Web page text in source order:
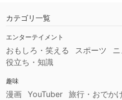
カテゴリ一覧
エンターテイメント
おもしろ・笑える スポーツ
役立ち・知識
趣味
漫画 YouTuber 旅行・おでか